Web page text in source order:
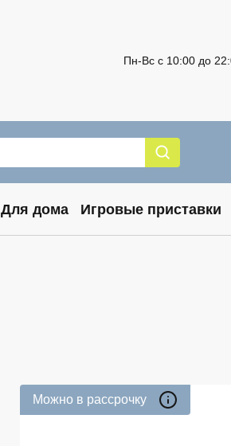
Пн-Вс с 10:00 до
Для дома Игровые приставки
Можно в рассрочку